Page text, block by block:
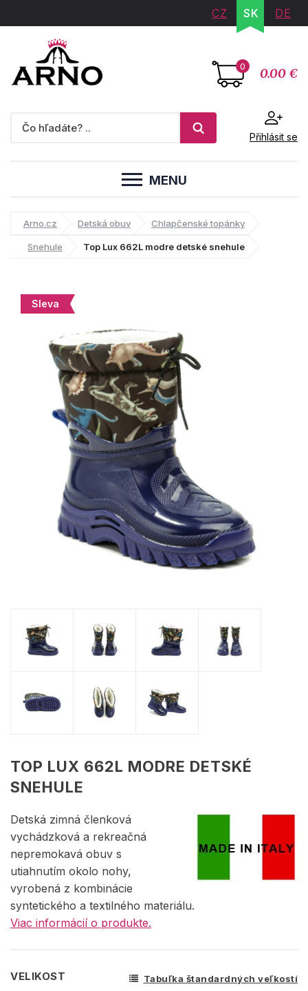
CZ SK DE
0 0.00 €
Přihlásit se
MENU
Arno.cz Detská obuv Chlapčenské topánky
Snehule Top Lux 662L modre detské snehule
Sleva
TOP LUX 662L MODRE DETSKÉ
SNEHULE
Detská zimná členková
vychádzková a rekreačná
nepremokavá obuv s
utiahnutím okolo nohy,
vyrobená z kombinácie
syntetického a textilného materiálu.
Viac informácií o produkte.
VELIKOST Tabuľka štandardných veľkostí